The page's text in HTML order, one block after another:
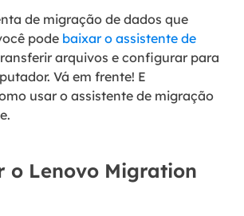
de migração de dados que
pode baixar o assistente de
arquivos e configurar para
Vá em frente! E
usar o assistente de migração
o Lenovo Migration